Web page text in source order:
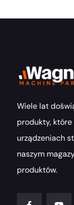
Wiele lat
produkty,
urządzeniach
naszym
produktów.